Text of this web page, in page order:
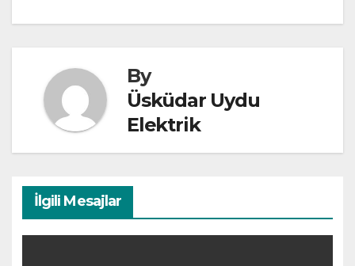
By
Üsküdar Uydu
Elektrik
İlgili Mesajlar